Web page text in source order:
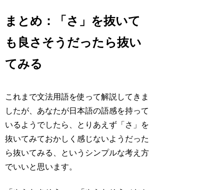
まとめ：「さ」を抜いて
も良さそうだったら抜い
てみる
これまで文法用語を使って解説してきま
したが、あなたが日本語の語感を持って
いるようでしたら、とりあえず「さ」を
抜いてみておかしく感じないようだった
ら抜いてみる、というシンプルな考え方
でいいと思います。